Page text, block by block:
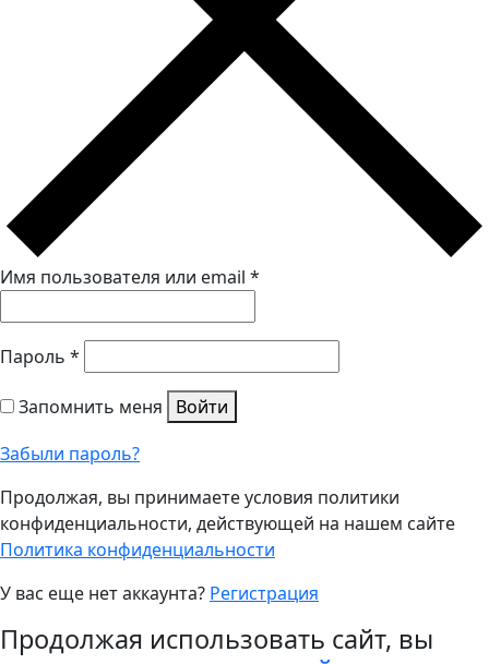
Имя пользователя или email *
Пароль *
Запомнить меня
Войти
Забыли пароль?
Продолжая, вы принимаете условия политики
конфиденциальности, действующей на нашем сайте
Политика конфиденциальности
У вас еще нет аккаунта? Регистрация
Продолжая использовать сайт, вы